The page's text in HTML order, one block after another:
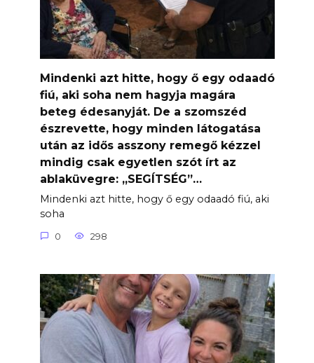
Mindenki azt hitte, hogy ő egy odaadó
fiú, aki soha nem hagyja magára
beteg édesanyját. De a szomszéd
észrevette, hogy minden látogatása
után az idős asszony remegő kézzel
mindig csak egyetlen szót írt az
ablaküvegre: „SEGÍTSÉG”…
Mindenki azt hitte, hogy ő egy odaadó fiú, aki
soha
0 298